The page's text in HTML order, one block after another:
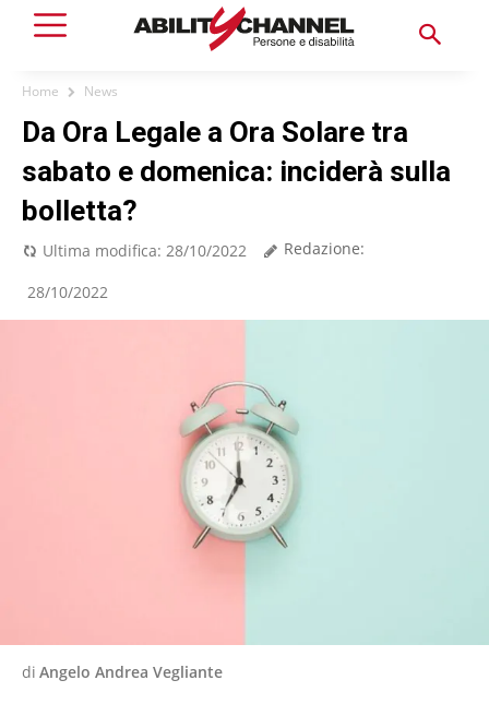
Home News
Da Ora Legale a Ora Solare tra
sabato e domenica: inciderà sulla
bolletta?
Ultima modifica: 28/10/2022 Redazione:
28/10/2022
di Angelo Andrea Vegliante